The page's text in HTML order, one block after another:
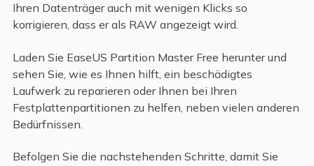
Ihren Datenträger auch mit wenigen Klicks so
korrigieren, dass er als RAW angezeigt wird.
Laden Sie EaseUS Partition Master Free herunter und
sehen Sie, wie es Ihnen hilft, ein beschädigtes
Laufwerk zu reparieren oder Ihnen bei Ihren
Festplattenpartitionen zu helfen, neben vielen anderen
Bedürfnissen.
Befolgen Sie die nachstehenden Schritte, damit Sie